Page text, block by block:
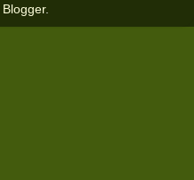
Blogger.